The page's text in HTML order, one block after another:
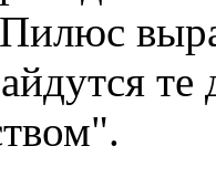
те